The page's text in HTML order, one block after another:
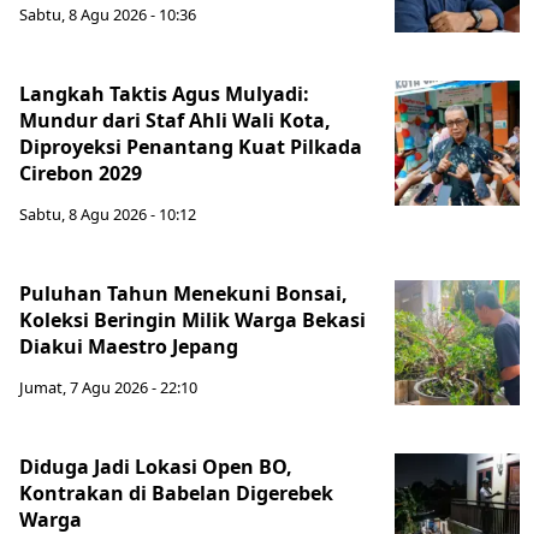
Sabtu, 8 Agu 2026 - 10:36
Langkah Taktis Agus Mulyadi:
Mundur dari Staf Ahli Wali Kota,
Diproyeksi Penantang Kuat Pilkada
Cirebon 2029
Sabtu, 8 Agu 2026 - 10:12
Puluhan Tahun Menekuni Bonsai,
Koleksi Beringin Milik Warga Bekasi
Diakui Maestro Jepang
Jumat, 7 Agu 2026 - 22:10
Diduga Jadi Lokasi Open BO,
Kontrakan di Babelan Digerebek
Warga